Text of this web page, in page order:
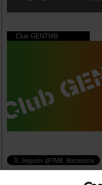
Club GENTMB